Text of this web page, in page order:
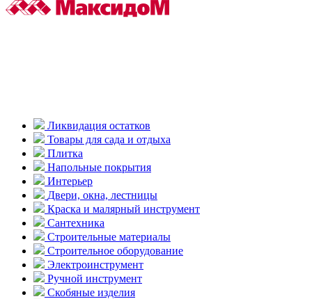
Ликвидация остатков
Товары для сада и отдыха
Плитка
Напольные покрытия
Интерьер
Двери, окна, лестницы
Краска и малярный инструмент
Сантехника
Строительные материалы
Строительное оборудование
Электроинструмент
Ручной инструмент
Скобяные изделия